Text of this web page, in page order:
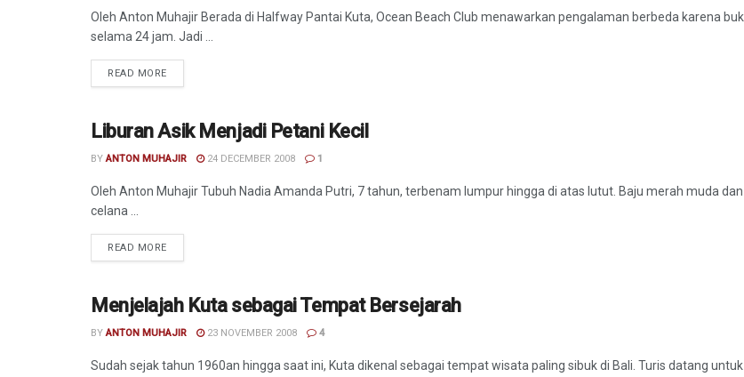
Oleh Anton Muhajir Berada di Halfway Pantai Kuta, Ocean Beach Club menawarkan pengalaman berbeda karena
selama 24 jam. Jadi ...
READ MORE
AGENDA
Liburan Asik Menjadi Petani Kecil
BY ANTON MUHAJIR 24 DECEMBER 2008 1
Oleh Anton Muhajir Tubuh Nadia Amanda Putri, 7 tahun, terbenam lumpur hingga di atas lutut. Baju merah muda dan
celana ...
READ MORE
TRAVEL
Menjelajah Kuta sebagai Tempat Bersejarah
BY ANTON MUHAJIR 23 NOVEMBER 2008 4
Sudah sejak tahun 1960an hingga saat ini, Kuta dikenal sebagai tempat wisata paling sibuk di Bali. Turis datang untuk